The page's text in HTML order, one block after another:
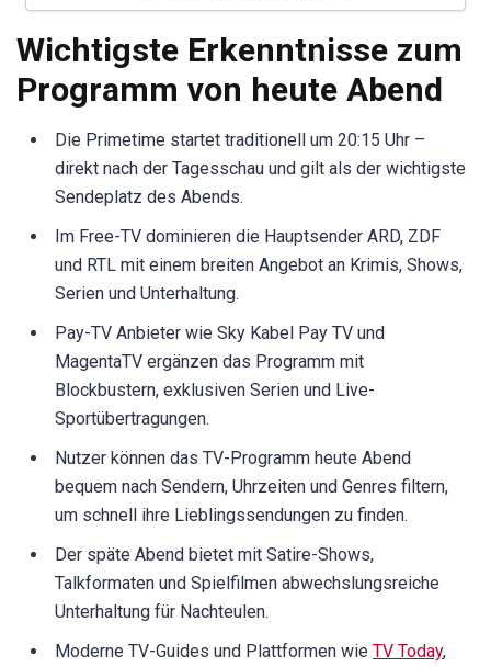
Wichtigste Erkenntnisse zum
Programm von heute Abend
Die Primetime startet traditionell um 20:15 Uhr –
direkt nach der Tagesschau und gilt als der wichtigste
Sendeplatz des Abends.
Im Free-TV dominieren die Hauptsender ARD, ZDF
und RTL mit einem breiten Angebot an Krimis, Shows,
Serien und Unterhaltung.
Pay-TV Anbieter wie Sky Kabel Pay TV und
MagentaTV ergänzen das Programm mit
Blockbustern, exklusiven Serien und Live-
Sportübertragungen.
Nutzer können das TV-Programm heute Abend
bequem nach Sendern, Uhrzeiten und Genres filtern,
um schnell ihre Lieblingssendungen zu finden.
Der späte Abend bietet mit Satire-Shows,
Talkformaten und Spielfilmen abwechslungsreiche
Unterhaltung für Nachteulen.
Moderne TV-Guides und Plattformen wie TV Today,